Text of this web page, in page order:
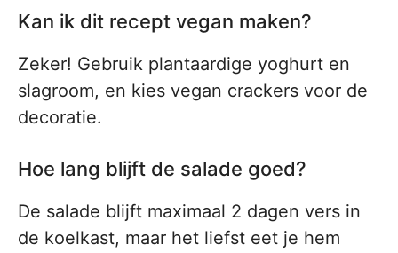
Kan ik dit recept vegan maken?
Zeker! Gebruik plantaardige yoghurt en
slagroom, en kies vegan crackers voor de
decoratie.
Hoe lang blijft de salade goed?
De salade blijft maximaal 2 dagen vers in
de koelkast, maar het liefst eet je hem